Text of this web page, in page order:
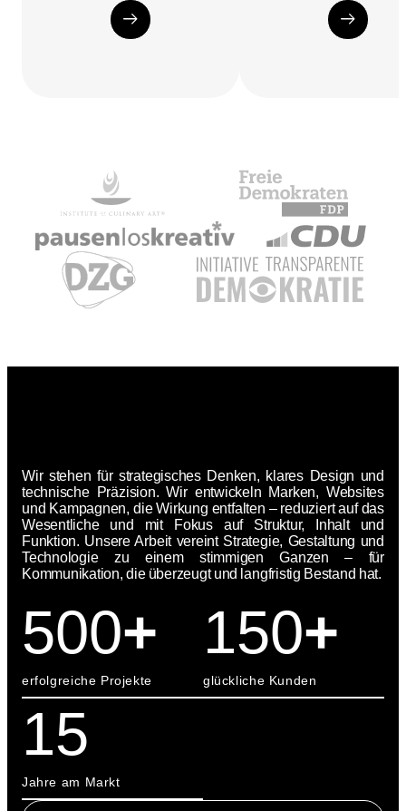
Wir stehen für strategisches Denken, klares Design und
technische Präzision. Wir entwickeln Marken, Websites
und Kampagnen, die Wirkung entfalten – reduziert auf das
Wesentliche und mit Fokus auf Struktur, Inhalt und
Funktion. Unsere Arbeit vereint Strategie, Gestaltung und
Technologie zu einem stimmigen Ganzen – für
Kommunikation, die überzeugt und langfristig Bestand hat.
500+
erfolgreiche Projekte
150+
glückliche Kunden
15
Jahre am Markt